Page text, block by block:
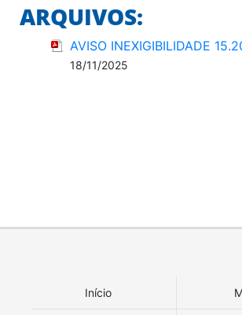
ARQUIVOS:
AVISO INEXIGIBILIDADE
18/11/2025
Início